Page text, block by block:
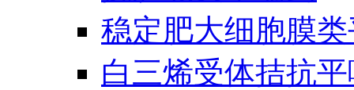
稳定肥大细胞膜
白三烯受体拮抗